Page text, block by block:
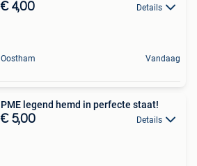
€ 4,00 Details
Oostham Vandaag
PME legend hemd in perfecte staat!
€ 5,00 Details